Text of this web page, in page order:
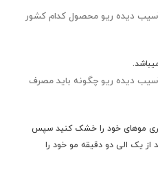
دیده ریو محصول کدام کشور
دیده ریو چگونه باید مصرف
موهای خود را خشک کنید سپس
از یک الی دو دقیقه مو خود را